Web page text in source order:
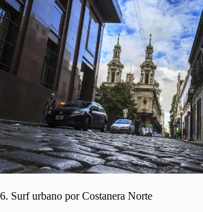
6. Surf urbano por Costanera Norte